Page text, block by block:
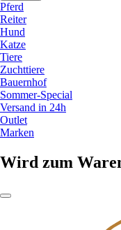
Pferd
Reiter
Hund
Katze
Tiere
Zuchttiere
Bauernhof
Sommer-Special
Versand in 24h
Outlet
Marken
Wird zum